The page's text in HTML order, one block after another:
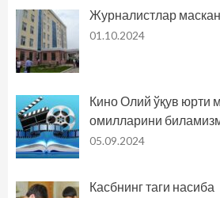
Журналистлар
01.10.2024
Кино Олий ўқув юрти
омилларини
05.09.2024
Касбнинг таги насиба